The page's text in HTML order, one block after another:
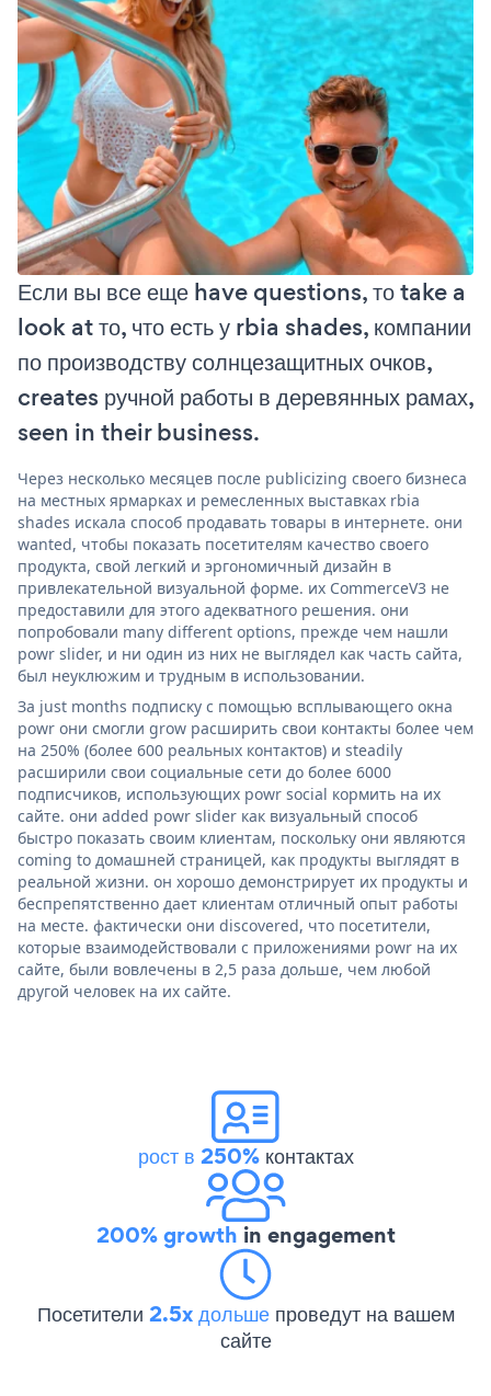
Если вы все еще have questions, то take a
look at то, что есть у rbia shades, компании
по производству солнцезащитных очков,
creates ручной работы в деревянных рамах,
seen in their business.
Через несколько месяцев после publicizing своего бизнеса
на местных ярмарках и ремесленных выставках rbia
shades искала способ продавать товары в интернете. они
wanted, чтобы показать посетителям качество своего
продукта, свой легкий и эргономичный дизайн в
привлекательной визуальной форме. их CommerceV3 не
предоставили для этого адекватного решения. они
попробовали many different options, прежде чем нашли
powr slider, и ни один из них не выглядел как часть сайта,
был неуклюжим и трудным в использовании.
За just months подписку с помощью всплывающего окна
powr они смогли grow расширить свои контакты более чем
на 250% (более 600 реальных контактов) и steadily
расширили свои социальные сети до более 6000
подписчиков, использующих powr social кормить на их
сайте. они added powr slider как визуальный способ
быстро показать своим клиентам, поскольку они являются
coming to домашней страницей, как продукты выглядят в
реальной жизни. он хорошо демонстрирует их продукты и
беспрепятственно дает клиентам отличный опыт работы
на месте. фактически они discovered, что посетители,
которые взаимодействовали с приложениями powr на их
сайте, были вовлечены в 2,5 раза дольше, чем любой
другой человек на их сайте.
рост в 250%контактах
200% growth in engagement
Посетители 2.5x дольше проведут на вашем
сайте